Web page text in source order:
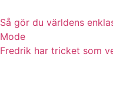
Så gör du världens
Mode
Fredrik har tricket som